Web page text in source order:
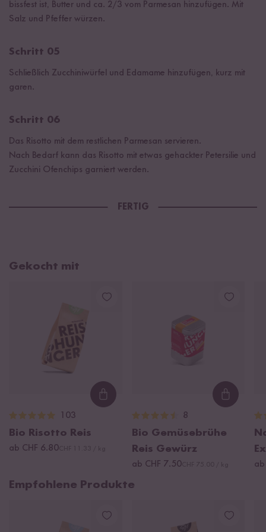
bissfest ist, Butter und ca. 2/3 vom Parmesan hinzufügen. Mit
Salz und Pfeffer würzen.
Schritt 05
Schließlich Zucchiniwürfel und Edamame hinzufügen, kurz mit
garen.
Schritt 06
Das Risotto mit dem restlichen Parmesan servieren.
Nach Bedarf kann das Risotto mit etwas gehackter Petersilie und
Zucchini Ofenchips garniert werden.
FERTIG
Gekocht mit
Loading...
103
Bio Risotto Reis
ab CHF 6.80
8
Bio Gemüsebrühe
Reis Gewürz
ab CHF 7.50CHF 75.00 / kg
Empfohlene Produkte